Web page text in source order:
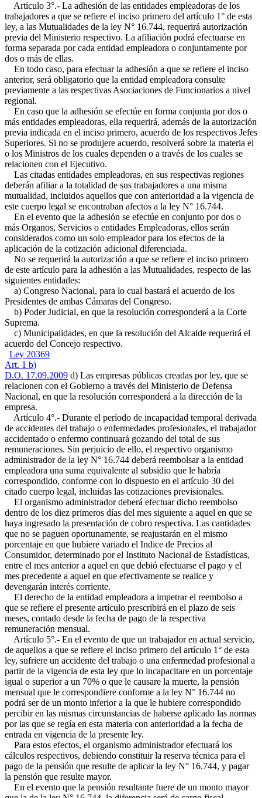
Artículo 3°.- La adhesión de las entidades empleadoras de los
trabajadores a que se refiere el inciso primero del artículo 1° de esta
ley, a las Mutualidades de la ley N° 16.744, requerirá autorización
previa del Ministerio respectivo. La afiliación podrá efectuarse en
forma separada por cada entidad empleadora o conjuntamente por
dos o más de ellas.
En todo caso, para efectuar la adhesión a que se refiere el inciso
anterior, será obligatorio que la entidad empleadora consulte
previamente a las respectivas Asociaciones de Funcionarios a nivel
regional.
En caso que la adhesión se efectúe en forma conjunta por dos o
más entidades empleadoras, ella requerirá, además de la autorización
previa indicada en el inciso primero, acuerdo de los respectivos Jefes
Superiores. Si no se produjere acuerdo, resolverá sobre la materia el
o los Ministros de los cuales dependen o a través de los cuales se
relacionen con el Ejecutivo.
Las citadas entidades empleadoras, en sus respectivas regiones
deberán afiliar a la totalidad de sus trabajadores a una misma
mutualidad, incluidos aquellos que con anterioridad a la vigencia de
este cuerpo legal se encontraban afectos a la ley N° 16.744.
En el evento que la adhesión se efectúe en conjunto por dos o
más Organos, Servicios o entidades Empleadoras, ellos serán
considerados como un solo empleador para los efectos de la
aplicación de la cotización adicional diferenciada.
No se requerirá la autorización a que se refiere el inciso primero
de este artículo para la adhesión a las Mutualidades, respecto de las
siguientes entidades:
a) Congreso Nacional, para lo cual bastará el acuerdo de los
Presidentes de ambas Cámaras del Congreso.
b) Poder Judicial, en que la resolución corresponderá a la Corte
Suprema.
c) Municipalidades, en que la resolución del Alcalde requerirá el
acuerdo del Concejo respectivo.
Ley 20369
Art. 1 b)
D.O. 17.09.2009 d) Las empresas públicas creadas por ley, que se
relacionen con el Gobierno a través del Ministerio de Defensa
Nacional, en que la resolución corresponderá a la dirección de la
empresa.
Artículo 4°.- Durante el período de incapacidad temporal derivada
de accidentes del trabajo o enfermedades profesionales, el trabajador
accidentado o enfermo continuará gozando del total de sus
remuneraciones. Sin perjuicio de ello, el respectivo organismo
administrador de la ley N° 16.744 deberá reembolsar a la entidad
empleadora una suma equivalente al subsidio que le habría
correspondido, conforme con lo dispuesto en el artículo 30 del
citado cuerpo legal, incluidas las cotizaciones previsionales.
El organismo administrador deberá efectuar dicho reembolso
dentro de los diez primeros días del mes siguiente a aquel en que se
haya ingresado la presentación de cobro respectiva. Las cantidades
que no se paguen oportunamente, se reajustarán en el mismo
porcentaje en que hubiere variado el Indice de Precios al
Consumidor, determinado por el Instituto Nacional de Estadísticas,
entre el mes anterior a aquel en que debió efectuarse el pago y el
mes precedente a aquel en que efectivamente se realice y
devengarán interés corriente.
El derecho de la entidad empleadora a impetrar el reembolso a
que se refiere el presente artículo prescribirá en el plazo de seis
meses, contado desde la fecha de pago de la respectiva
remuneración mensual.
Artículo 5°.- En el evento de que un trabajador en actual servicio,
de aquellos a que se refiere el inciso primero del artículo 1° de esta
ley, sufriere un accidente del trabajo o una enfermedad profesional a
partir de la vigencia de esta ley que lo incapacitare en un porcentaje
igual o superior a un 70% o que le causare la muerte, la pensión
mensual que le correspondiere conforme a la ley N° 16.744 no
podrá ser de un monto inferior a la que le hubiere correspondido
percibir en las mismas circunstancias de haberse aplicado las normas
por las que se regía en esta materia con anterioridad a la fecha de
entrada en vigencia de la presente ley.
Para estos efectos, el organismo administrador efectuará los
cálculos respectivos, debiendo constituir la reserva técnica para el
pago de la pensión que resulte de aplicar la ley N° 16.744, y pagar
la pensión que resulte mayor.
En el evento que la pensión resultante fuere de un monto mayor